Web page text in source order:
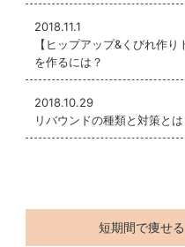
2018.11.1
【ヒップアップ&くびれ作
を作るには？
2018.10.29
リバウンドの種類と対策とは
短期間で痩せ